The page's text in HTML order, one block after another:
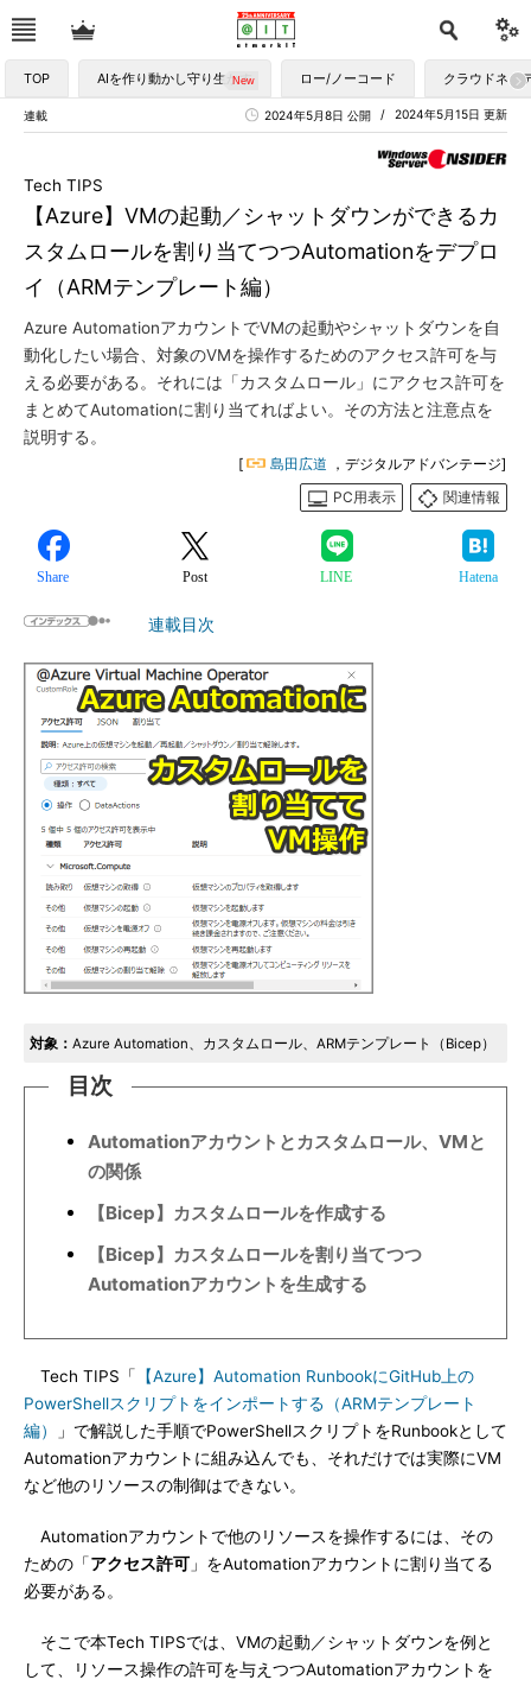
TOP AIを作り動かし守り生かす ロー/ノーコード クラウドネイ
連載 2024年5月15日 更新
2024年5月8日 公開
【Azure】VMの起動／シャットダウンができるカ
スタムロールを割り当てつつAutomationをデプロ
イ（ARMテンプレート編）
Tech TIPS
Azure AutomationアカウントでVMの起動やシャットダウンを自
動化したい場合、対象のVMを操作するためのアクセス許可を与
える必要がある。それには「カスタムロール」にアクセス許可を
まとめてAutomationに割り当てればよい。その方法と注意点を
説明する。
[ 島田広道 ，デジタルアドバンテージ]
PC用表示
関連情報
Share Post LINE Hatena
連載目次
対象： Azure Automation、カスタムロール、ARMテンプレート（Bicep）
目次
Automationアカウントとカスタムロール、VMと
の関係
【Bicep】カスタムロールを作成する
【Bicep】カスタムロールを割り当てつつ
Automationアカウントを生成する
Tech TIPS「
【Azure】Automation RunbookにGitHub上の
PowerShellスクリプトをインポートする（ARMテンプレート
編）
」で解説した手順でPowerShellスクリプトをRunbookとして
Automationアカウントに組み込んでも、それだけでは実際にVM
など他のリソースの制御はできない。
Automationアカウントで他のリソースを操作するには、その
ための「アクセス許可 」をAutomationアカウントに割り当てる
必要がある。
そこで本Tech TIPSでは、VMの起動／シャットダウンを例と
して、リソース操作の許可を与えつつAutomationアカウントを